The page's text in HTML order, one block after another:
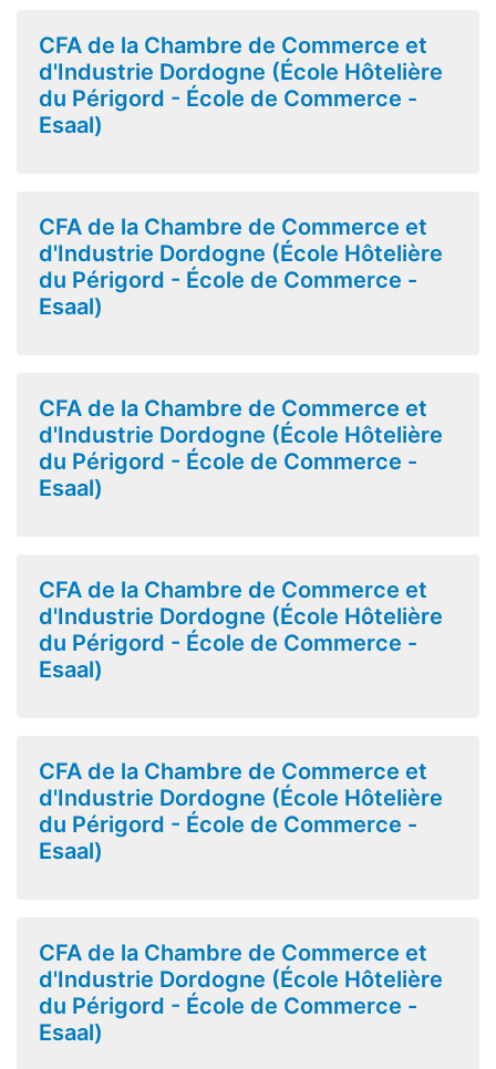
CFA de la Chambre de Commerce et
d'Industrie Dordogne (École Hôtelière
du Périgord - École de Commerce -
Esaal)
CFA de la Chambre de Commerce et
d'Industrie Dordogne (École Hôtelière
du Périgord - École de Commerce -
Esaal)
CFA de la Chambre de Commerce et
d'Industrie Dordogne (École Hôtelière
du Périgord - École de Commerce -
Esaal)
CFA de la Chambre de Commerce et
d'Industrie Dordogne (École Hôtelière
du Périgord - École de Commerce -
Esaal)
CFA de la Chambre de Commerce et
d'Industrie Dordogne (École Hôtelière
du Périgord - École de Commerce -
Esaal)
CFA de la Chambre de Commerce et
d'Industrie Dordogne (École Hôtelière
du Périgord - École de Commerce -
Esaal)